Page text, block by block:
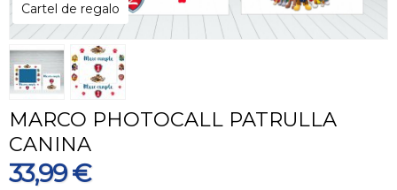
Cartel de regalo
MARCO PHOTOCALL PATRULLA
CANINA
33,99 €